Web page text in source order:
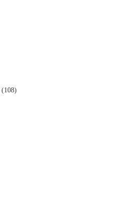
(108)